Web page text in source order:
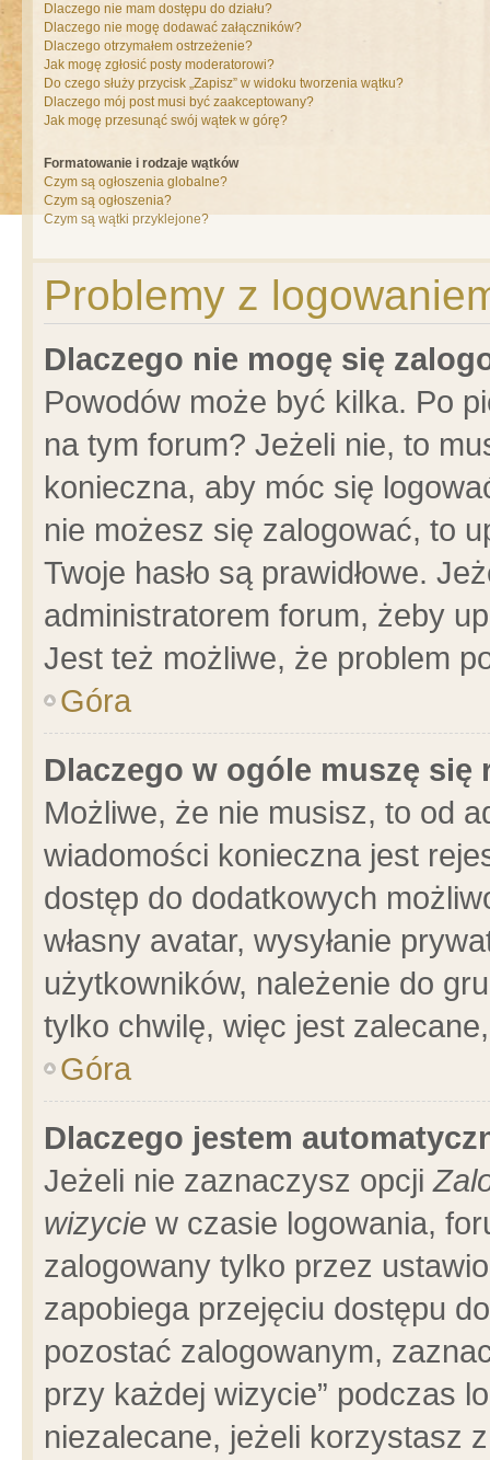
Dlaczego nie mam dostępu do działu?
Dlaczego nie mogę dodawać załączników?
Dlaczego otrzymałem ostrzeżenie?
Jak mogę zgłosić posty moderatorowi?
Do czego służy przycisk „Zapisz” w widoku tworzenia wątku?
Dlaczego mój post musi być zaakceptowany?
Jak mogę przesunąć swój wątek w górę?
Formatowanie i rodzaje wątków
Czym są ogłoszenia globalne?
Czym są ogłoszenia?
Czym są wątki przyklejone?
Problemy z
Dlaczego nie mogę się
Powodów może być kilka. Po
na tym forum? Jeżeli nie, to
konieczna, aby móc się
nie możesz się zalogować, to
Twoje hasło są prawidłowe.
administratorem forum, żeby
Jest też możliwe, że problem
Góra
Dlaczego w ogóle muszę się
Możliwe, że nie musisz, to od
wiadomości konieczna jest
dostęp do dodatkowych
własny avatar, wysyłanie
użytkowników, należenie do
tylko chwilę, więc jest
Góra
Dlaczego jestem
Jeżeli nie zaznaczysz opcji
wizycie w czasie logowania,
zalogowany tylko przez
zapobiega przejęciu dostępu
pozostać zalogowanym,
przy każdej wizycie” podczas
niezalecane, jeżeli korzystasz